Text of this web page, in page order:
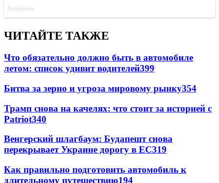
ЧИТАЙТЕ ТАКЖЕ
Что обязательно должно быть в автомобиле
летом: список удивит водителей399
Битва за зерно и угроза мировому рынку354
Трамп снова на качелях: что стоит за историей с
Patriot340
Венгерский шлагбаум: Будапешт снова
перекрывает Украине дорогу в ЕС319
Как правильно подготовить автомобиль к
длительному путешествию194